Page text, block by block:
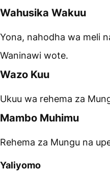
Wahusika Wakuu
Yona, nahodha wa meli
Waninawi wote.
Wazo Kuu
Ukuu wa rehema za
Mambo Muhimu
Rehema za Mungu na
Yaliyomo